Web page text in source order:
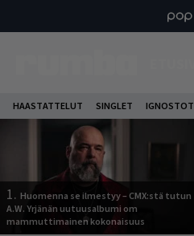
HAASTATTELUT SINGLET IGNOSTOT
1. Huomenna se ilmestyy – CMX:stä tutun
A.W. Yrjänän uutuusalbumi om
mammuttimainen kokonaisuus